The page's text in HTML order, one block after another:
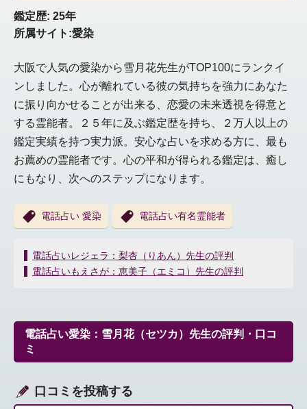
鑑定歴: 25年
所属サイト:愛染
大阪で人気の愛染から雪月花先生がTOP100にランクイ
ンしました。心が離れている彼の気持ちを強力にあなた
に振り向かせることが出来る、恋愛の未来透視を得意と
する霊能者。２５年に及ぶ鑑定歴を持ち、２万人以上の
鑑定実績を持つ実力派。安心な占いを求める方に、最も
お薦めの霊能者です。心の平和が得られる鑑定は、癒し
にもなり、次へのステップになります。
電話占い 愛染 電話占い有名霊能者
投
稿
ー
シ
ョ
電話占いレジェラ：梨杏（りあん）先生の評判
電話占いもえさが：恵美子（エミコ）先生の評判
電話占い愛染：雪月花（セツカ）先生の評判・口コ
ミ
口コミを投稿する